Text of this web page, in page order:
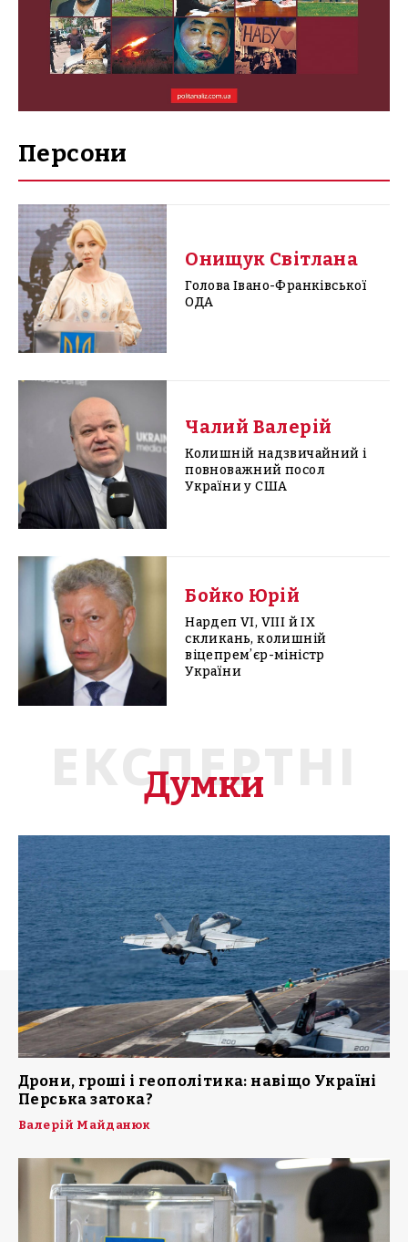
Персони
Онищук Світлана
Голова Івано-Франківської
ОДА
Чалий Валерій
Колишній надзвичайний і
повноважний посол
України у США
Бойко Юрій
Нардеп VI, VIII й IX
скликань, колишній
віцепремʼєр-міністр
України
ЕКСПЕРТНІ
Думки
Дрони, гроші і геополітика: навіщо Україні
Перська затока?
Валерій Майданюк